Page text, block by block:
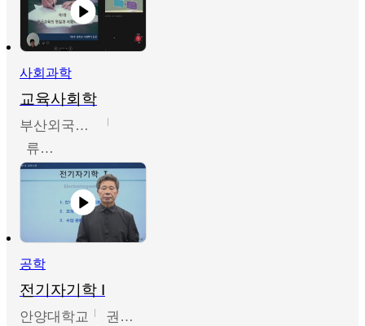
사회과학
교육사회학
부산외국어대학교
류영철
공학
전기자기학 I
안양대학교 권원현